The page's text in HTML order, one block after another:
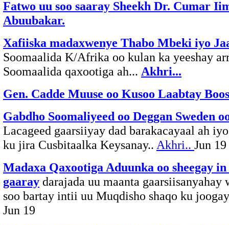
Fatwo uu soo saaray Sheekh Dr. Cumar
Abuubakar.
Xafiiska madaxwenye Thabo Mbeki iyo
Soomaalida K/Afrika oo kulan ka yeeshay
Soomaalida qaxootiga ah... Akhri...
Gen. Cadde Muuse oo Kusoo Laabtay
Gabdho Soomaliyeed oo Deggan Sweden
Lacageed gaarsiiyay dad barakacayaal ah
ku jira Cusbitaalka Keysanay.. Akhri.. Jun 19
Madaxa Qaxootiga Aduunka oo sheegay
gaaray darajada uu maanta
soo bartay intii uu Muqdisho shaqo ku
Jun 19